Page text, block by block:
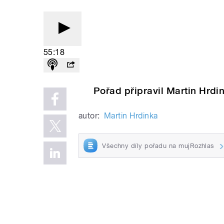
55:18
Pořad připravil Martin
autor: Martin Hrdinka
Všechny díly pořadu na mujRozhlas